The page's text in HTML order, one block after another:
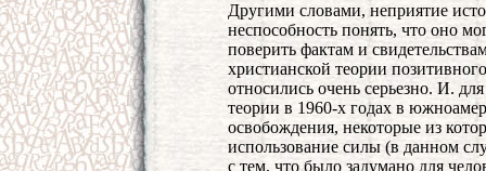
Другими словами, неприятие
неспособность понять, что оно
поверить фактам и
христианской теории
относились очень серьезно. И.
теории в 1960-х годах в
освобождения, некоторые из
использование силы (в данном
с тем, что было задумано для